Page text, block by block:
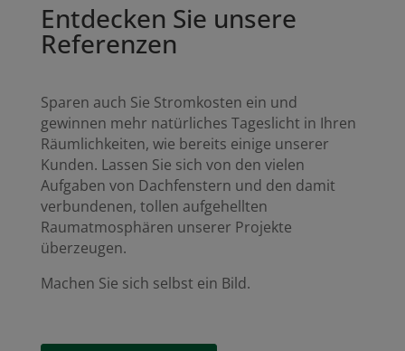
Entdecken Sie unsere
Referenzen
Sparen auch Sie Stromkosten ein und
gewinnen mehr natürliches Tageslicht in Ihren
Räumlichkeiten, wie bereits einige unserer
Kunden. Lassen Sie sich von den vielen
Aufgaben von Dachfenstern und den damit
verbundenen, tollen aufgehellten
Raumatmosphären unserer Projekte
überzeugen.
Machen Sie sich selbst ein Bild.